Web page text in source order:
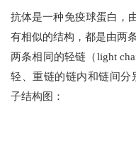
抗体是一种免疫球蛋白，
有相似的结构，都是由两
两条相同的轻链（light
轻、重链的链内和链间分
子结构图：